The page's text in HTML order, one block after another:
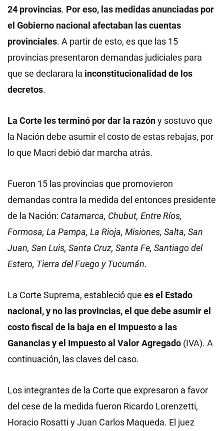
24 provincias. Por eso, las medidas anunciadas por
el Gobierno nacional afectaban las cuentas
provinciales. A partir de esto, es que las 15
provincias presentaron demandas judiciales para
que se declarara la inconstitucionalidad de los
decretos.
La Corte les terminó por dar la razóny sostuvo que
la Nación debe asumir el costo de estas rebajas, por
lo que Macri debió dar marcha atrás.
Fueron 15 las provincias que promovieron
demandas contra la medida del entonces presidente
de la Nación: Catamarca, Chubut, Entre Ríos,
Formosa, La Pampa, La Rioja, Misiones, Salta, San
Juan, San Luis, Santa Cruz, Santa Fe, Santiago del
Estero, Tierra del Fuego y Tucumán.
La Corte Suprema, estableció que es el Estado
nacional, y no las provincias, el que debe asumir el
costo fiscal de la baja en el Impuesto a las
Ganancias y el Impuesto al Valor Agregado (IVA). A
continuación, las claves del caso.
Los integrantes de la Corte que expresaron a favor
del cese de la medida fueron Ricardo Lorenzetti,
Horacio Rosatti y Juan Carlos Maqueda. El juez